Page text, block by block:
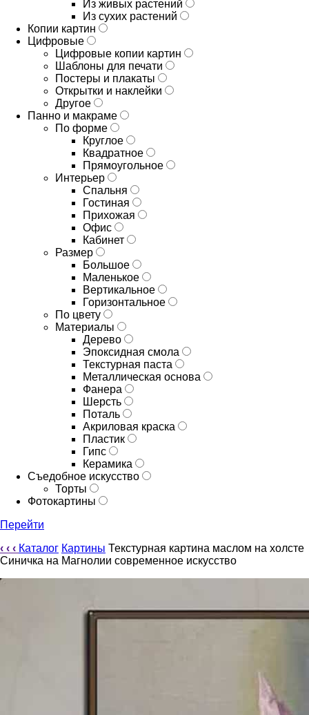
Из живых растений
Из сухих растений
Копии картин
Цифровые
Цифровые копии картин
Шаблоны для печати
Постеры и плакаты
Открытки и наклейки
Другое
Панно и макраме
По форме
Круглое
Квадратное
Прямоугольное
Интерьер
Спальня
Гостиная
Прихожая
Офис
Кабинет
Размер
Большое
Маленькое
Вертикальное
Горизонтальное
По цвету
Материалы
Дерево
Эпоксидная смола
Текстурная паста
Металлическая основа
Фанера
Шерсть
Поталь
Акриловая краска
Пластик
Гипс
Керамика
Съедобное искусство
Торты
Фотокартины
Перейти
‹ ‹ ‹ Каталог Картины Текстурная картина маслом на холсте
Синичка на Магнолии современное искусство